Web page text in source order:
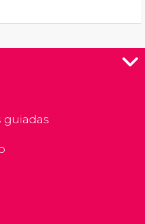
guiadas